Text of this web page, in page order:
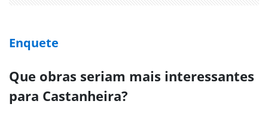
Enquete
Que obras seriam mais interessantes
para Castanheira?